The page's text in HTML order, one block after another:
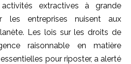
extractives à grande
les entreprises nuisent aux
Les lois sur les droits de
raisonnable en matière
pour riposter, a alerté